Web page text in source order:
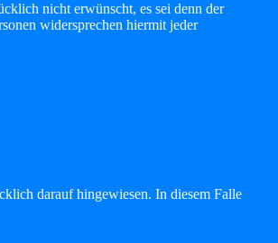
nicht erwünscht, es sei denn der
widersprechen hiermit jeder
darauf hingewiesen. In diesem Falle